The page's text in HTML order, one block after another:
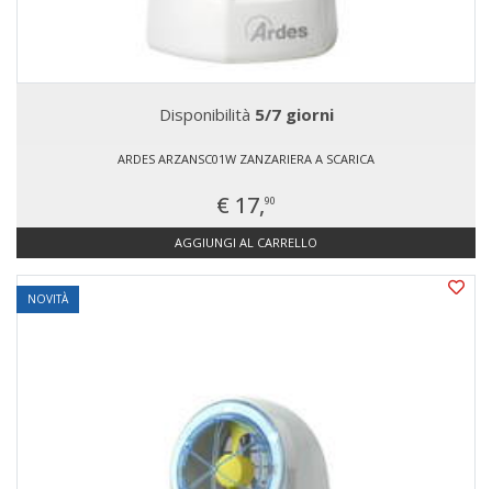
Disponibilità 5/7 giorni
ARDES ARZANSC01W ZANZARIERA A SCARICA
€ 17,90
AGGIUNGI AL CARRELLO
NOVITÀ